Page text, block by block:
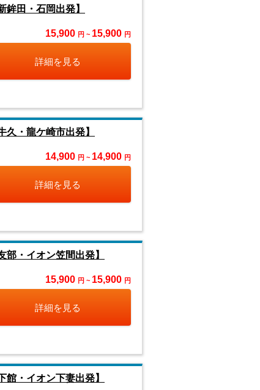
田・石岡出発】
15,900 円 ~ 15,900 円
詳細を見る
・龍ケ崎市出発】
14,900 円 ~ 14,900 円
詳細を見る
・イオン笠間出発】
15,900 円 ~ 15,900 円
詳細を見る
・イオン下妻出発】